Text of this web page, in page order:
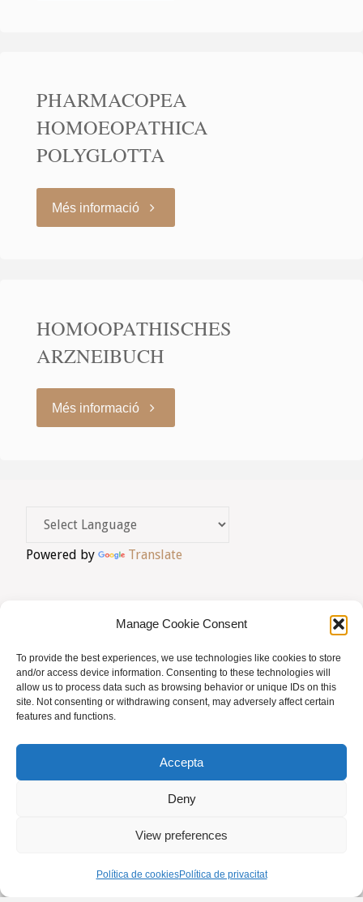
Manage Cookie Consent
To provide the best experiences, we use technologies like cookies to store
and/or access device information. Consenting to these technologies will
allow us to process data such as browsing behavior or unique IDs on this
site. Not consenting or withdrawing consent, may adversely affect certain
features and functions.
Accepta
Deny
View preferences
Política de cookiesPolítica de privacitat
HOMEOPATICA"
PHARMACOPEA
HOMOEOPATHICA
POLYGLOTTA
Més informació"PHARMACOPEA
HOMOOPATHISCHES
ARZNEIBUCH
Més informació"HOMOOPATHISCHES
Powered by Translate
AVIS LEGAL | POLÍTICA DE PRIVACITAT
|
BUSQUES HOMEÒPATA?
ACCÉS SOCIS
Fluida